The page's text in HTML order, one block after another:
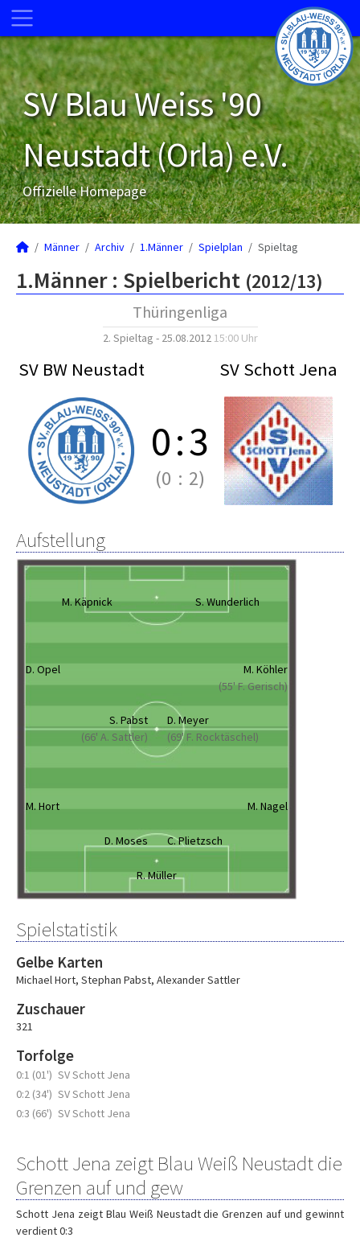
SV Blau Weiss '90
Neustadt (Orla) e.V.
Offizielle Homepage
Männer Archiv 1.Männer Spielplan Spieltag
1.Männer : Spielbericht (2012/13)
Thüringenliga
2. Spieltag - 25.08.2012 15:00 Uhr
SV BW Neustadt SV Schott Jena
0:3
(0 : 2)
Aufstellung
M. Käpnick S. Wunderlich
D. Opel
M. Köhler
(55' F. Gerisch)
S. Pabst
(66' A. Sattler)
D. Meyer
(69' F. Rocktäschel)
M. Hort M. Nagel
D. Moses C. Plietzsch
R. Müller
Spielstatistik
Gelbe Karten
Michael Hort, Stephan Pabst, Alexander Sattler
Zuschauer
321
Torfolge
0:1 (01') SV Schott Jena
0:2 (34') SV Schott Jena
0:3 (66') SV Schott Jena
Schott Jena zeigt Blau Weiß Neustadt die
Grenzen auf und gew
Schott Jena zeigt Blau Weiß Neustadt die Grenzen auf und gewinnt
verdient 0:3